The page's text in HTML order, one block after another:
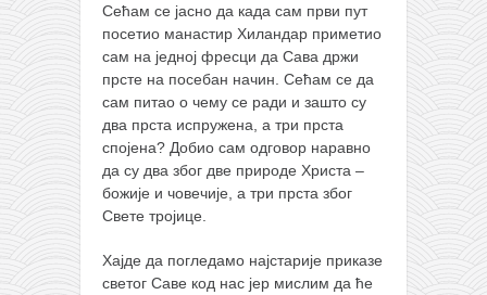
Сећам се јасно да када сам први пут
посетио манастир Хиландар приметио
сам на једној фресци да Сава држи
прсте на посебан начин. Сећам се да
сам питао о чему се ради и зашто су
два прста испружена, а три прста
спојена? Добио сам одговор наравно
да су два због две природе Христа –
божије и човечије, а три прста због
Свете тројице.
Хајде да погледамо најстарије приказе
светог Саве код нас јер мислим да ће